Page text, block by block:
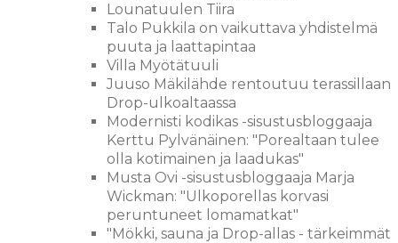
Lounatuulen Tiira
Talo Pukkila on vaikuttava yhdistelmä
puuta ja laattapintaa
Villa Myötätuuli
Juuso Mäkilähde rentoutuu terassillaan
Drop-ulkoaltaassa
Modernisti kodikas -sisustusbloggaaja
Kerttu Pylvänäinen: "Porealtaan tulee
olla kotimainen ja laadukas"
Musta Ovi -sisustusbloggaaja Marja
Wickman: "Ulkoporellas korvasi
peruntuneet lomamatkat"
"Mökki, sauna ja Drop-allas - tärkeimmät